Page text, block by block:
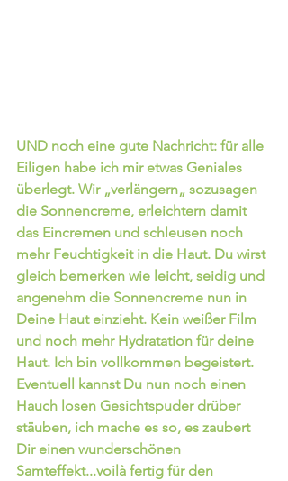
UND noch eine gute Nachricht: für alle
Eiligen habe ich mir etwas Geniales
überlegt. Wir „verlängern„ sozusagen
die Sonnencreme, erleichtern damit
das Eincremen und schleusen noch
mehr Feuchtigkeit in die Haut. Du wirst
gleich bemerken wie leicht, seidig und
angenehm die Sonnencreme nun in
Deine Haut einzieht. Kein weißer Film
und noch mehr Hydratation für deine
Haut. Ich bin vollkommen begeistert.
Eventuell kannst Du nun noch einen
Hauch losen Gesichtspuder drüber
stäuben, ich mache es so, es zaubert
Dir einen wunderschönen
Samteffekt...voilà fertig für den